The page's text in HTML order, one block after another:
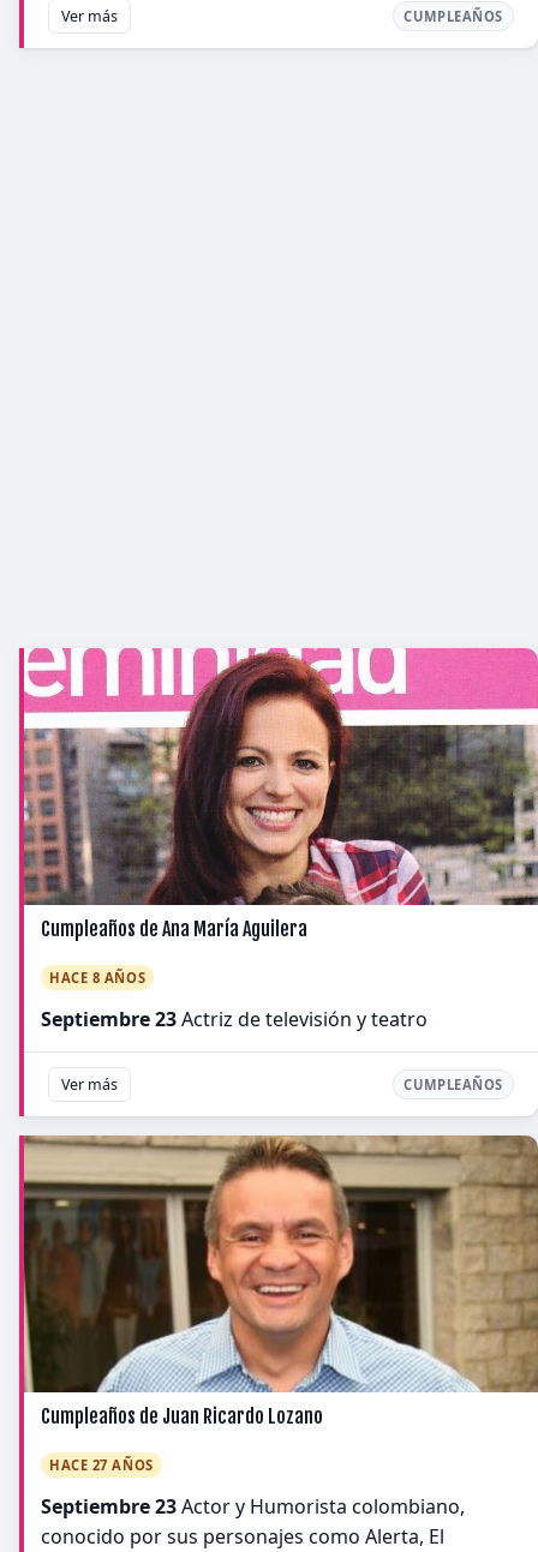
Ver más CUMPLEAÑOS
Cumpleaños de Ana María Aguilera
HACE 8 AÑOS
Septiembre 23Actriz de televisión y teatro
Ver más CUMPLEAÑOS
Cumpleaños de Juan Ricardo Lozano
HACE 27 AÑOS
Septiembre 23Actor y Humorista colombiano,
conocido por sus personajes como Alerta, El